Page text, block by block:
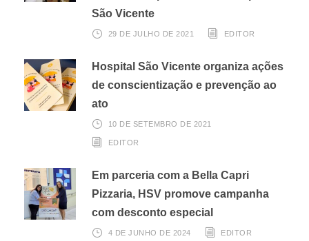
São Vicente
29 DE JULHO DE 2021 EDITOR
Hospital São Vicente organiza ações
de conscientização e prevenção ao
ato
10 DE SETEMBRO DE 2021
EDITOR
Em parceria com a Bella Capri
Pizzaria, HSV promove campanha
com desconto especial
4 DE JUNHO DE 2024 EDITOR